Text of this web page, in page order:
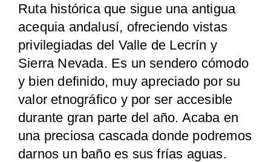
Ruta histórica que sigue una antigua
acequia andalusí, ofreciendo vistas
privilegiadas del Valle de Lecrín y
Sierra Nevada. Es un sendero cómodo
y bien definido, muy apreciado por su
valor etnográfico y por ser accesible
durante gran parte del año. Acaba en
una preciosa cascada donde podremos
darnos un baño es sus frías aguas.